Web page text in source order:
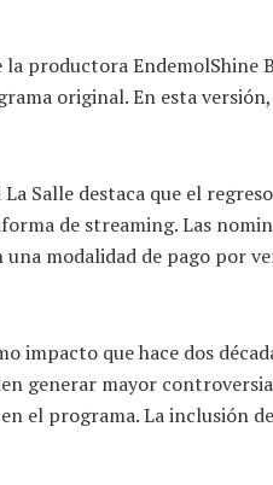
productora EndemolShine
original. En esta
Salle destaca que el
de streaming. Las
modalidad de pago por
impacto que hace dos
generar mayor
el programa. La inclusión